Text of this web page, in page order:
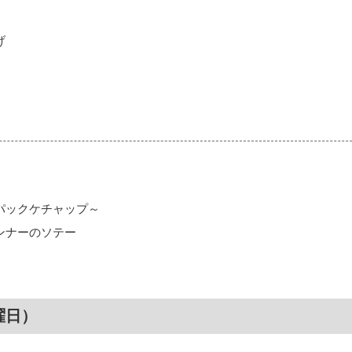
ックケチャップ～
ナーのソテー
）